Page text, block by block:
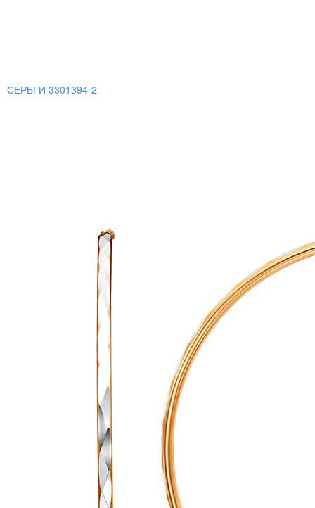
СЕРЬГИ 3301394-2